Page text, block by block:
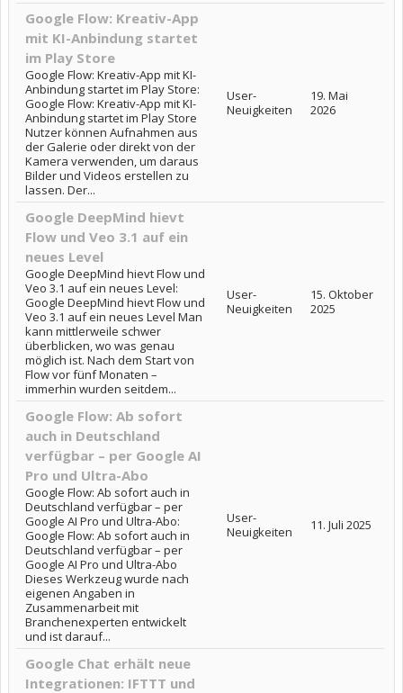
Google Flow: Kreativ-App
mit KI-Anbindung startet
im Play Store
Google Flow: Kreativ-App mit KI-
Anbindung startet im Play Store:
Google Flow: Kreativ-App mit KI-
Anbindung startet im Play Store
Nutzer können Aufnahmen aus
der Galerie oder direkt von der
Kamera verwenden, um daraus
Bilder und Videos erstellen zu
lassen. Der...
User-
Neuigkeiten
19. Mai
2026
Google DeepMind hievt
Flow und Veo 3.1 auf ein
neues Level
Google DeepMind hievt Flow und
Veo 3.1 auf ein neues Level:
Google DeepMind hievt Flow und
Veo 3.1 auf ein neues Level Man
kann mittlerweile schwer
überblicken, wo was genau
möglich ist. Nach dem Start von
Flow vor fünf Monaten –
immerhin wurden seitdem...
User-
Neuigkeiten
15. Oktober
2025
Google Flow: Ab sofort
auch in Deutschland
verfügbar – per Google AI
Pro und Ultra-Abo
Google Flow: Ab sofort auch in
Deutschland verfügbar – per
Google AI Pro und Ultra-Abo:
Google Flow: Ab sofort auch in
Deutschland verfügbar – per
Google AI Pro und Ultra-Abo
Dieses Werkzeug wurde nach
eigenen Angaben in
Zusammenarbeit mit
Branchenexperten entwickelt
und ist darauf...
User-
Neuigkeiten
11. Juli 2025
Google Chat erhält neue
Integrationen: IFTTT und